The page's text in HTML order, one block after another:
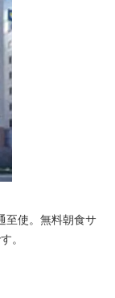
至使。無料朝食サ
。